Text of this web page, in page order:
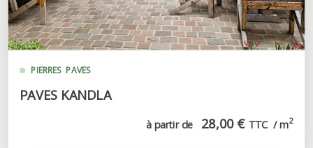
PIERRES PAVES
PAVES KANDLA
à partir de 28,00 € TTC  / m2